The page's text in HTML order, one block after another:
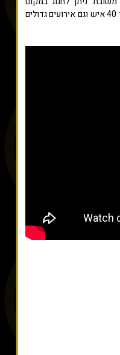
אירועים, החל מאירועים קטנים של עד 40 איש וגם אירועים גדולים